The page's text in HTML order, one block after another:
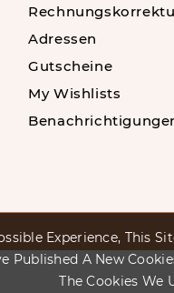
Experience, This
Published A New
The Cookies We
Adressen
Gutscheine
My Wishlists